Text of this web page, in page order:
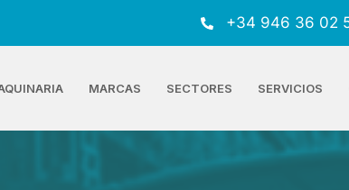
+34 946 36 02
MARCAS SECTORES SERVICIOS